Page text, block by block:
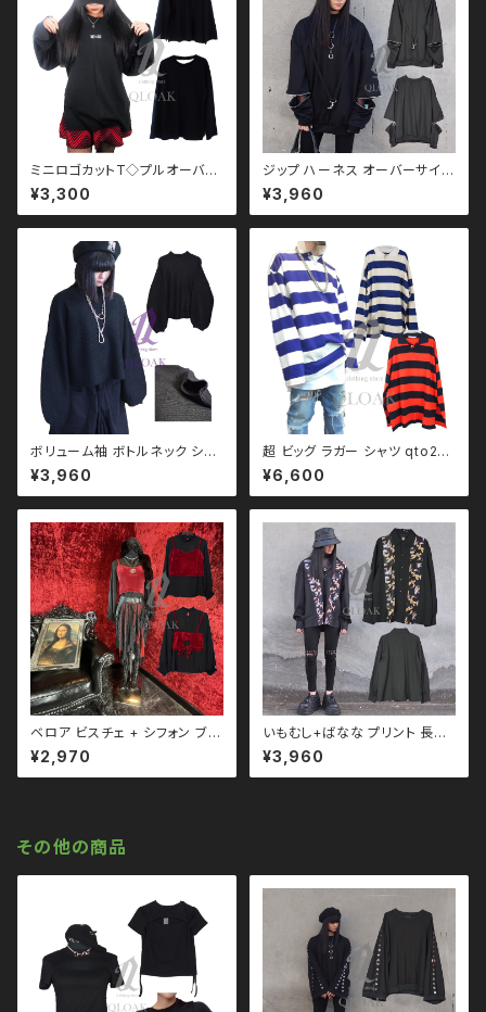
ミニロゴカットT◇プルオーバー
qto210002 大きいサイズ ユニ
セックス ビッグシルエット オー
バーサイズ ロングアーム ドロッ
コーデ 黒コーデ モード 系 ゴス
ゴシック ゴスロリ パンク ロック
Ｖ 系 韓国ファッション ストリー
ト系 原宿 個性的
¥3,300
ジップ ハーネス オーバーサイズ
スウェット qto110095 大きいサ
イズ ユニセックス ビッグシルエ
ット オーバーサイズ ロングアー
ン ブラックコーデ 黒コーデ モー
ド 系 ゴス ゴシック ゴスロリ パ
ンク ロック Ｖ 系 韓国ファッショ
ン ストリート系 原宿 個性的
¥3,960
ボリューム袖 ボトルネック シン
プル ニット バルーン モノトー
ン ブラックコーデ 黒コーデ モー
ド 系 ゴス ゴシック ゴスロリ パ
ン ストリート系 原宿 qto11002
2
¥3,960
超 ビッグ ラガー シャツ qto210
001 大きいサイズ ユニセック
ス ビッグシルエット オーバーサ
イズ ドロップショルダー パンク
トリート系 原宿 韓国ブランド
¥6,600
ベロア ビスチェ + シフォン ブラ
ウス トップス qto110076 モ
ード ガーリー 韓国ファッション
シフォン
¥2,970
いもむし+ばなな プリント 長袖
シャツ qto110092 ユニセック
ス ブラックコーデ 黒コーデ モー
ド 系 ゴス ゴシック パンク ロッ
¥3,960
その他の商品